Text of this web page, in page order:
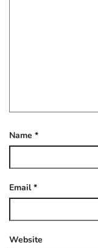
Name *
Email*
Website